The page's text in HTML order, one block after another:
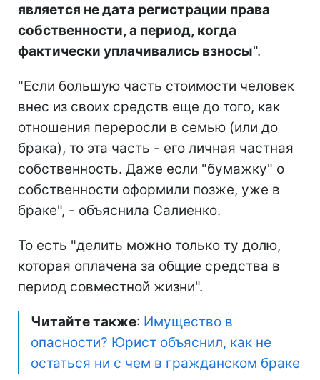
является не дата регистрации права
собственности, а период, когда
фактически уплачивались взносы".
"Если большую часть стоимости человек
внес из своих средств еще до того, как
отношения переросли в семью (или до
брака), то эта часть - его личная частная
собственность. Даже если "бумажку" о
собственности оформили позже, уже в
браке", - объяснила Салиенко.
То есть "делить можно только ту долю,
которая оплачена за общие средства в
период совместной жизни".
Читайте также: Имущество в
опасности? Юрист объяснил, как не
остаться ни с чем в гражданском браке